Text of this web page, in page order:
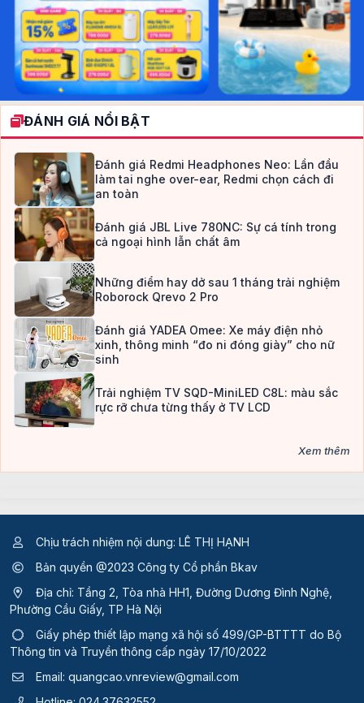
ĐÁNH GIÁ NỔI BẬT
Đánh giá Redmi Headphones Neo: Lần đầu
làm tai nghe over-ear, Redmi chọn cách đi
an toàn
Đánh giá JBL Live 780NC: Sự cá tính trong
cả ngoại hình lẫn chất âm
Những điểm hay dở sau 1 tháng trải nghiệm
Roborock Qrevo 2 Pro
Đánh giá YADEA Omee: Xe máy điện nhỏ
xinh, thông minh “đo ni đóng giày” cho nữ
sinh
Trải nghiệm TV SQD-MiniLED C8L: màu sắc
rực rỡ chưa từng thấy ở TV LCD
Xem thêm
Chịu trách nhiệm nội dung: LÊ THỊ HẠNH
Bản quyền @2023 Công ty Cổ phần Bkav
Địa chỉ: Tầng 2, Tòa nhà HH1, Đường Dương Đình Nghệ,
Phường Cầu Giấy, TP Hà Nội
Giấy phép thiết lập mạng xã hội số 499/GP-BTTTT do Bộ
Thông tin và Truyền thông cấp ngày 17/10/2022
Email: quangcao.vnreview@gmail.com